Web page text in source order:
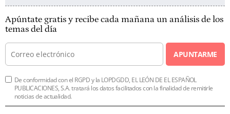
Apúntate gratis y recibe cada mañana un análisis de los
temas del día
APUNTARME
De conformidad con el RGPD y la LOPDGDD, EL LEÓN DE EL ESPAÑOL
PUBLICACIONES, S.A. tratará los datos facilitados con la finalidad de remitirle
noticias de actualidad.